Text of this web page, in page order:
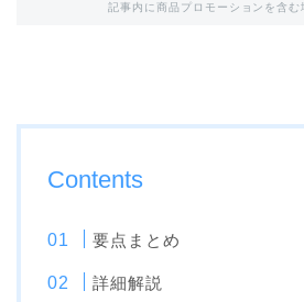
記事内に商品プロモーションを含む
Contents
要点まとめ
詳細解説